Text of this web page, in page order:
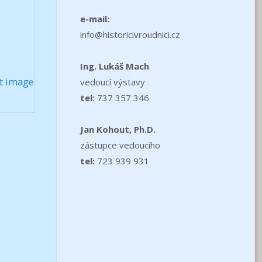
image
e-mail:
info@historicivroudnici.cz
Ing. Lukáš Mach
vedoucí výstavy
tel:737 357 346
Jan Kohout, Ph.D.
zástupce vedoucího
tel:723 939 931